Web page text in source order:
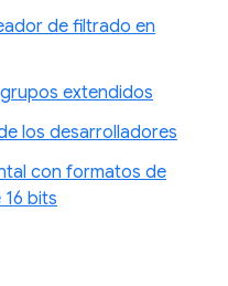
de filtrado en
extendidos
los desarrolladores
con formatos de
bits